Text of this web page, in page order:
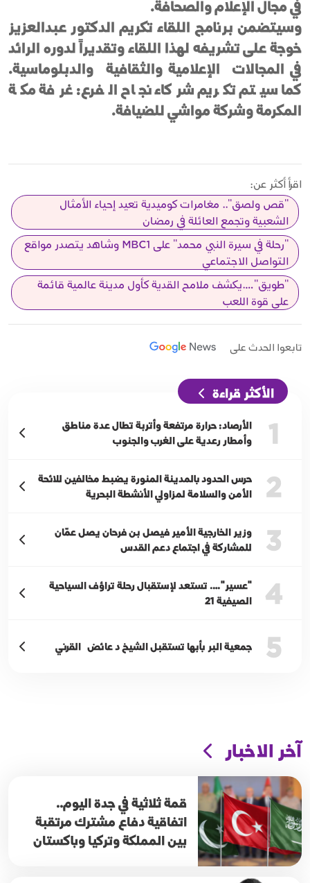
في مجال الإعلام والصحافة.
وسيتضمن برنامج اللقاء تكريم الدكتور عبدالعزيز
خوجة على تشريفه لهذا اللقاء وتقديراً لدوره الرائد
في المجالات الإعلامية والثقافية والدبلوماسية.
كما سيتم تكريم شركاء نجاح الفرع: غرفة مكة
المكرمة وشركة مواشي للضيافة.
اقرأ أكثر عن:
"قص ولصق".. مغامرات كوميدية تعيد إحياء الأمثال
الشعبية وتجمع العائلة في رمضان
"رحلة في سيرة النبي محمد" على MBC1 وشاهد يتصدر مواقع
التواصل الاجتماعي
"طويق"….يكشف ملامح القدية كأول مدينة عالمية قائمة
على قوة اللعب
تابعوا الحدث على
الأكثر قراءة
1
الأرصاد: حرارة مرتفعة وأتربة تطال عدة مناطق
وأمطار رعدية على الغرب والجنوب
2
حرس الحدود بالمدينة المنورة يضبط مخالفين للائحة
الأمن والسلامة لمزاولي الأنشطة البحرية
3
وزير الخارجية الأمير فيصل بن فرحان يصل عمّان
للمشاركة في اجتماع دعم القدس
4
"عسير"…. تستعد لإستقبال رحلة تراؤف السياحية
الصيفية 21
5 جمعية البر بأبها تستقبل الشيخ د عائض القرني
آخر الاخبار
قمة ثلاثية في جدة اليوم..
اتفاقية دفاع مشترك مرتقبة
بين المملكة وتركيا وباكستان